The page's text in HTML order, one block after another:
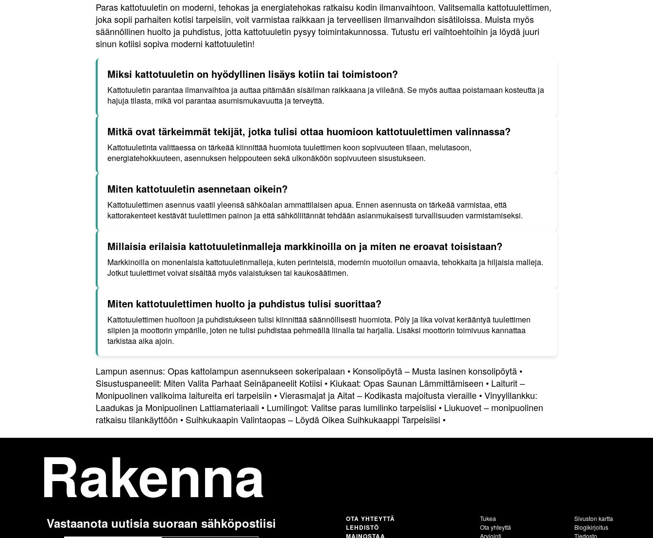
Paras kattotuuletin on moderni, tehokas ja energiatehokas ratkaisu kodin ilmanvaihtoon. Valitsemalla kattotuulettimen,
joka sopii parhaiten kotisi tarpeisiin, voit varmistaa raikkaan ja terveellisen ilmanvaihdon sisätiloissa. Muista myös
säännöllinen huolto ja puhdistus, jotta kattotuuletin pysyy toimintakunnossa. Tutustu eri vaihtoehtoihin ja löydä juuri
sinun kotiisi sopiva moderni kattotuuletin!
Miksi kattotuuletin on hyödyllinen lisäys kotiin tai toimistoon?
Kattotuuletin parantaa ilmanvaihtoa ja auttaa pitämään sisäilman raikkaana ja viileänä. Se myös auttaa poistamaan kosteutta ja
hajuja tilasta, mikä voi parantaa asumismukavuutta ja terveyttä.
Mitkä ovat tärkeimmät tekijät, jotka tulisi ottaa huomioon kattotuulettimen valinnassa?
Kattotuuletinta valittaessa on tärkeää kiinnittää huomiota tuulettimen koon sopivuuteen tilaan, melutasoon,
energiatehokkuuteen, asennuksen helppouteen sekä ulkonäköön sopivuuteen sisustukseen.
Miten kattotuuletin asennetaan oikein?
Kattotuulettimen asennus vaatii yleensä sähköalan ammattilaisen apua. Ennen asennusta on tärkeää varmistaa, että
kattorakenteet kestävät tuulettimen painon ja että sähköliitännät tehdään asianmukaisesti turvallisuuden varmistamiseksi.
Millaisia erilaisia kattotuuletinmalleja markkinoilla on ja miten ne eroavat toisistaan?
Markkinoilla on monenlaisia kattotuuletinmalleja, kuten perinteisiä, modernin muotoilun omaavia, tehokkaita ja hiljaisia malleja.
Jotkut tuulettimet voivat sisältää myös valaistuksen tai kaukosäätimen.
Miten kattotuulettimen huolto ja puhdistus tulisi suorittaa?
Kattotuulettimen huoltoon ja puhdistukseen tulisi kiinnittää säännöllisesti huomiota. Pöly ja lika voivat kerääntyä tuulettimen
siipien ja moottorin ympärille, joten ne tulisi puhdistaa pehmeällä liinalla tai harjalla. Lisäksi moottorin toimivuus kannattaa
tarkistaa aika ajoin.
Lampun asennus: Opas kattolampun asennukseen sokeripalaan • Konsolipöytä – Musta lasinen konsolipöytä •
Sisustuspaneelit: Miten Valita Parhaat Seinäpaneelit Kotiisi • Kiukaat: Opas Saunan Lämmittämiseen • Laiturit –
Monipuolinen valikoima laitureita eri tarpeisiin •Vierasmajat ja Aitat – Kodikasta majoitusta vieraille •Vinyylilankku:
Laadukas ja Monipuolinen Lattiamateriaali • Lumilingot: Valitse paras lumilinko tarpeisiisi • Liukuovet – monipuolinen
ratkaisu tilankäyttöön • Suihkukaapin Valintaopas – Löydä Oikea Suihkukaappi Tarpeisiisi •
Rakenna
Vastaanota uutisia suoraan sähköpostiisi
OTA YHTEYTTÄ
LEHDISTÖ
MAINOSTAA
Tukea
Ota yhteyttä
Arviointi
Sivuston kartta
Blogikirjoitus
Tiedosto